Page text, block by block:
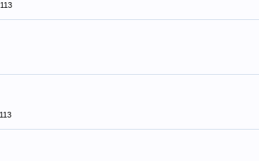
113
113